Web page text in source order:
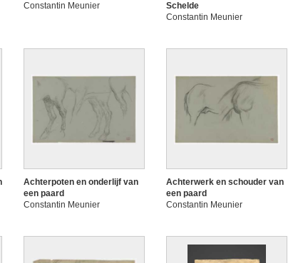
Constantin Meunier
Schelde
Constantin Meunier
Achterpoten en onderlijf van
een paard
Constantin Meunier
Achterwerk en schouder van
een paard
Constantin Meunier